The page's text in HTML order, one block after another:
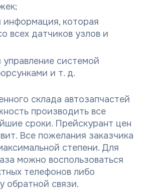
информация, которая
всех датчиков узлов и
управление системой
и т. д.
склада автозапчастей
производить все
сроки. Прейскурант цен
Все пожелания заказчика
степени. Для
можно воспользоваться
телефонов либо
обратной связи.